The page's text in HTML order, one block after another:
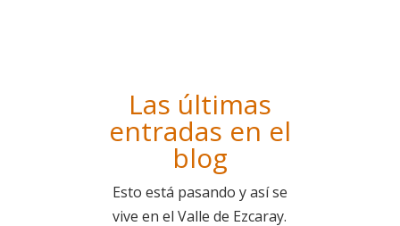
Las últimas
entradas en el
blog
Esto está pasando y así se
vive en el Valle de Ezcaray.